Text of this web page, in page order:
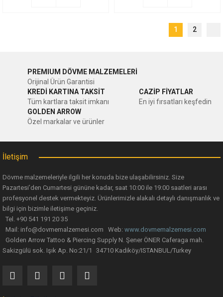
1 2
PREMIUM DÖVME MALZEMELERİ
Orijinal Ürün Garantisi
KREDİ KARTINA TAKSİT
Tüm kartlara taksit imkanı
CAZİP FİYATLAR
En iyi fırsatları keşfedin
GOLDEN ARROW
Özel markalar ve ürünler
İletişim
Dövme malzemeleriyle ilgili her konuda bize ulaşabilirsiniz. Size
Pazartesi’den Cumartesi gününe kadar, saat 10:00 ile 19:00 saatleri arası
profesyonel destek vermekteyiz. Ürünlerimizle alakalı detaylı danışmanlık ve
bilgi için bizimle iletişime geçiniz.
Tel. +90 541 191 20 35
Mail: info@dovmemalzemesi.com Web: www.dovmemalzemesi.com
Golden Arrow Tattoo & Piercing Supply N. Şener ÖNER Caferaga mah.
Sakizgülü sok. Işık Ap. No:21/1 34710 Kadiköy/ISTANBUL/Turkey